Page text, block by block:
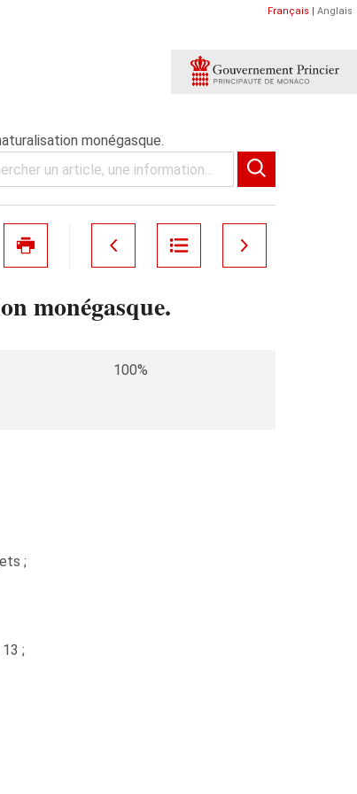
Français | Anglais
monégasque.
monégasque.
100%
;
;